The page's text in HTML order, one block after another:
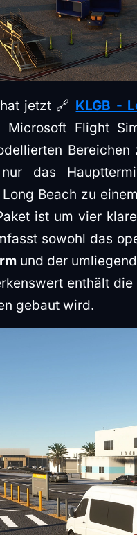
hat jetzt 🔗 KLGB -
Flight
das
Beach zu
ist um vier
sowohl das
und der
enthält
gebaut wird.